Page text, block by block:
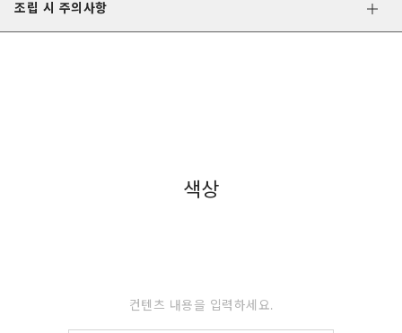
조립 시 주의사항
색상
컨텐츠 내용을 입력하세요.